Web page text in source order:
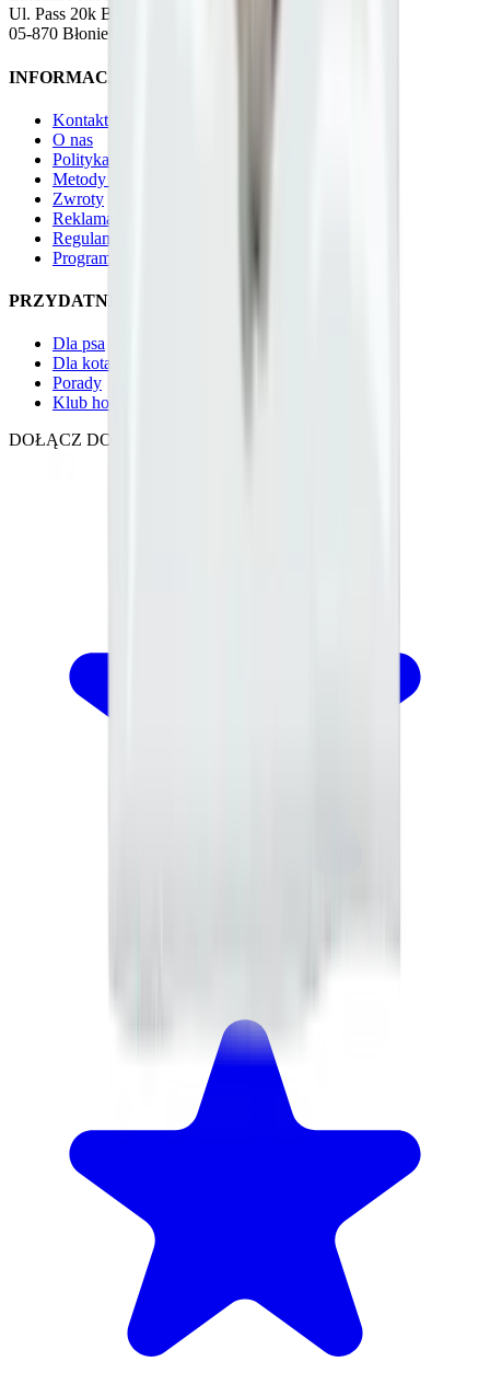
Ul. Pass 20k Bud. 9
05-870 Błonie
INFORMACJE
Kontakt
O nas
Polityka prywatności
Metody płatności
Zwroty
Reklamacje
Regulamin
Program lojalnościowy
PRZYDATNE LINKI
Dla psa
Dla kota
Porady
Klub hodowcy
DOŁĄCZ DO NAS